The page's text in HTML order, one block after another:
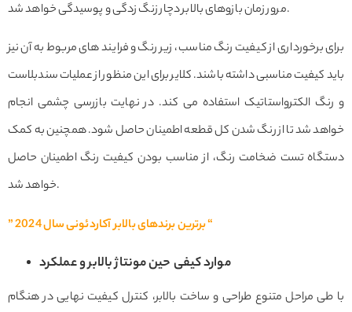
مرور زمان بازوهای بالابر دچار زنگ زدگی و پوسیدگی خواهد شد.
برای برخورداری از کیفیت رنگ مناسب، زیر رنگ و فرایند های مربوط به آن نیز
باید کیفیت مناسبی داشته باشند. کلایر برای این منظور از عملیات سندبلاست
و رنگ الکترواستاتیک استفاده می کند. در نهایت بازرسی چشمی انجام
خواهد شد تا از رنگ شدن کل قطعه اطمینان حاصل شود. همچنین به کمک
دستگاه تست ضخامت رنگ، از مناسب بودن کیفیت رنگ اطمینان حاصل
خواهد شد.
” برترین برندهای بالابر آکاردئونی سال 2024 “
موارد کیفی حین مونتاژ بالابر و عملکرد
با طی مراحل متنوع طراحی و ساخت بالابر، کنترل کیفیت نهایی در هنگام